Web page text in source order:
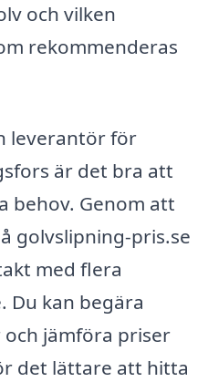
och vilken
rekommenderas
leverantör för
är det bra att
behov. Genom att
golvslipning-pris.se
med flera
Du kan begära
jämföra priser
det lättare att hitta